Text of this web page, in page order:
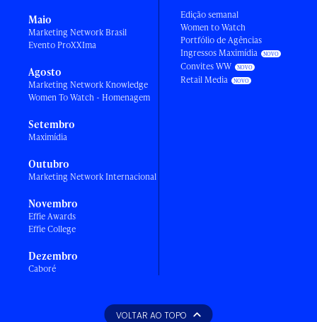
Maio
Marketing Network Brasil
Evento ProXXIma
Agosto
Marketing Network Knowledge
Women To Watch - Homenagem
Setembro
Maximídia
Outubro
Marketing Network Internacional
Novembro
Effie Awards
Effie College
Dezembro
Caboré
Edição semanal
Women to Watch
Portfólio de Agências
Ingressos Maximídia
Convites WW
Retail Media
VOLTAR AO TOPO